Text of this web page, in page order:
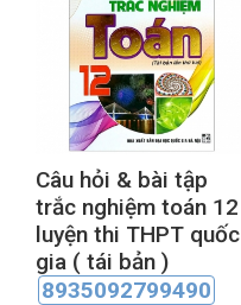
Câu hỏi & bài tập
trắc nghiệm toán 12
luyện thi THPT quốc
gia ( tái bản )
8935092799490